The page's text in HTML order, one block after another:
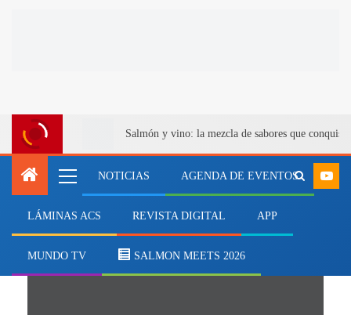
Salmón y vino: la mezcla de sabores que
NOTICIAS AGENDA DE EVENTOS
LÁMINAS ACS REVISTA DIGITAL APP
MUNDO TV SALMON MEETS 2026
Cobra